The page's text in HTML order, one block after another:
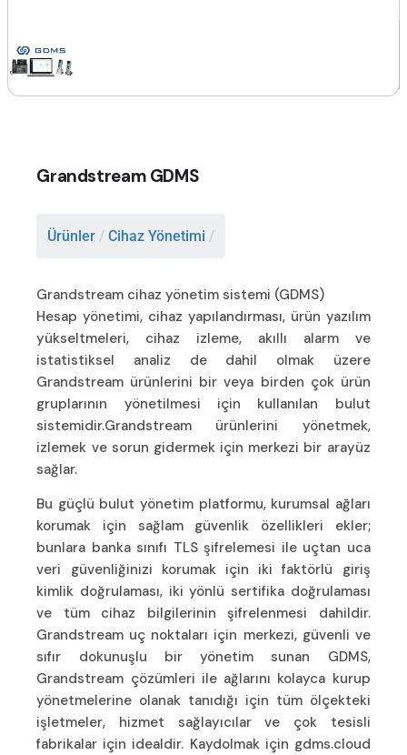
Grandstream GDMS
Ürünler / Cihaz Yönetimi /
Grandstream cihaz yönetim sistemi (GDMS)
Hesap yönetimi, cihaz yapılandırması, ürün yazılım
yükseltmeleri, cihaz izleme, akıllı alarm ve
istatistiksel analiz de dahil olmak üzere
Grandstream ürünlerini bir veya birden çok ürün
gruplarının yönetilmesi için kullanılan bulut
sistemidir.Grandstream ürünlerini yönetmek,
izlemek ve sorun gidermek için merkezi bir arayüz
sağlar.
Bu güçlü bulut yönetim platformu, kurumsal ağları
korumak için sağlam güvenlik özellikleri ekler;
bunlara banka sınıfı TLS şifrelemesi ile uçtan uca
veri güvenliğinizi korumak için iki faktörlü giriş
kimlik doğrulaması, iki yönlü sertifika doğrulaması
ve tüm cihaz bilgilerinin şifrelenmesi dahildir.
Grandstream uç noktaları için merkezi, güvenli ve
sıfır dokunuşlu bir yönetim sunan GDMS,
Grandstream çözümleri ile ağlarını kolayca kurup
yönetmelerine olanak tanıdığı için tüm ölçekteki
işletmeler, hizmet sağlayıcılar ve çok tesisli
fabrikalar için idealdir. Kaydolmak için gdms.cloud